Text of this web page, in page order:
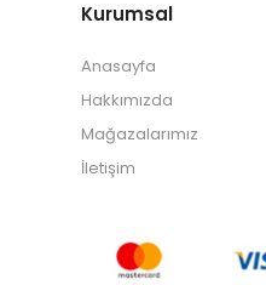
Kurumsal
Anasayfa
Hakkımızda
Mağazalarımız
İletişim